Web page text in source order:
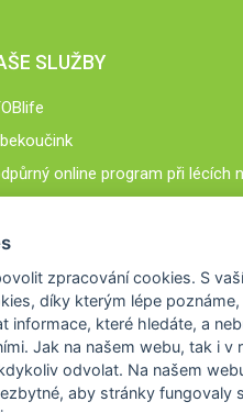
SLUŽBY
online program při lécích
zpracování cookies. S
díky kterým lépe poznáme,
informace, které hledáte, a
Jak na našem webu, tak i v
odvolat. Na našem
, aby stránky fungovaly